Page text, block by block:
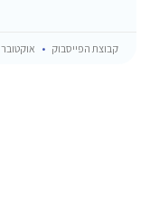
קבוצת הפייסבוק אוקטובר 27, 2023